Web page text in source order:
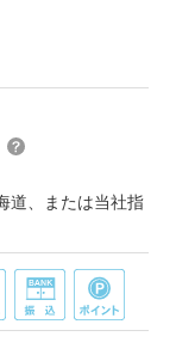
道、または当社指